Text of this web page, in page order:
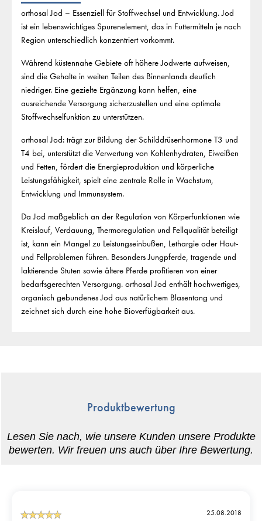
orthosal Jod – Essenziell für Stoffwechsel und Entwicklung. Jod
ist ein lebenswichtiges Spurenelement, das in Futtermitteln je nach
Region unterschiedlich konzentriert vorkommt.
Während küstennahe Gebiete oft höhere Jodwerte aufweisen,
sind die Gehalte in weiten Teilen des Binnenlands deutlich
niedriger. Eine gezielte Ergänzung kann helfen, eine
ausreichende Versorgung sicherzustellen und eine optimale
Stoffwechselfunktion zu unterstützen.
orthosal Jod: trägt zur Bildung der Schilddrüsenhormone T3 und
T4 bei, unterstützt die Verwertung von Kohlenhydraten, Eiweißen
und Fetten, fördert die Energieproduktion und körperliche
Leistungsfähigkeit, spielt eine zentrale Rolle in Wachstum,
Entwicklung und Immunsystem.
Da Jod maßgeblich an der Regulation von Körperfunktionen wie
Kreislauf, Verdauung, Thermoregulation und Fellqualität beteiligt
ist, kann ein Mangel zu Leistungseinbußen, Lethargie oder Haut-
und Fellproblemen führen. Besonders Jungpferde, tragende und
laktierende Stuten sowie ältere Pferde profitieren von einer
bedarfsgerechten Versorgung. orthosal Jod enthält hochwertiges,
organisch gebundenes Jod aus natürlichem Blasentang und
zeichnet sich durch eine hohe Bioverfügbarkeit aus.
Produktbewertung
25.08.2018